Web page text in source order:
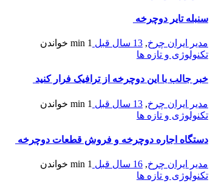
سنبله تایر دوچرخه
مدیر ایران چرخ, 13 سال قبل 1 min
خواندن
تکنولوژی و تازه ها
خبر جالب با این دوچرخه از ترافیک فرار کنید
مدیر ایران چرخ, 13 سال قبل 1 min
خواندن
تکنولوژی و تازه ها
دستگاه اجاره دوچرخه و فروش قطعات دوچرخه
مدیر ایران چرخ, 16 سال قبل 1 min
خواندن
تکنولوژی و تازه ها